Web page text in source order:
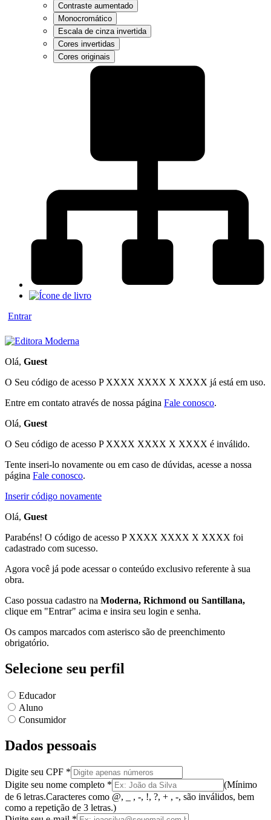
Contraste aumentado
Monocromático
Escala de cinza invertida
Cores invertidas
Cores originais
Entrar
Olá, Guest
O Seu código de acesso P XXXX XXXX X XXXX já está em uso.
Entre em contato através de nossa página Fale conosco.
Olá, Guest
O Seu código de acesso P XXXX XXXX X XXXX é inválido.
Tente inseri-lo novamente ou em caso de dúvidas, acesse a nossa
página Fale conosco.
Inserir código novamente
Olá, Guest
Parabéns! O código de acesso P XXXX XXXX X XXXX foi
cadastrado com sucesso.
Agora você já pode acessar o conteúdo exclusivo referente à sua
obra.
Caso possua cadastro na Moderna, Richmond ou Santillana,
clique em "Entrar" acima e insira seu login e senha.
Os campos marcados com asterisco são de preenchimento
obrigatório.
Selecione seu perfil
Educador
Aluno
Consumidor
Dados pessoais
Digite seu CPF *
Digite seu nome completo * (Mínimo
de 6 letras.Caracteres como @, _ , -, !, ?, + , -, são inválidos, bem
como a repetição de 3 letras.)